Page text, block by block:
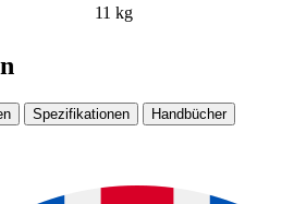
11 kg
Spezifikationen
Handbücher